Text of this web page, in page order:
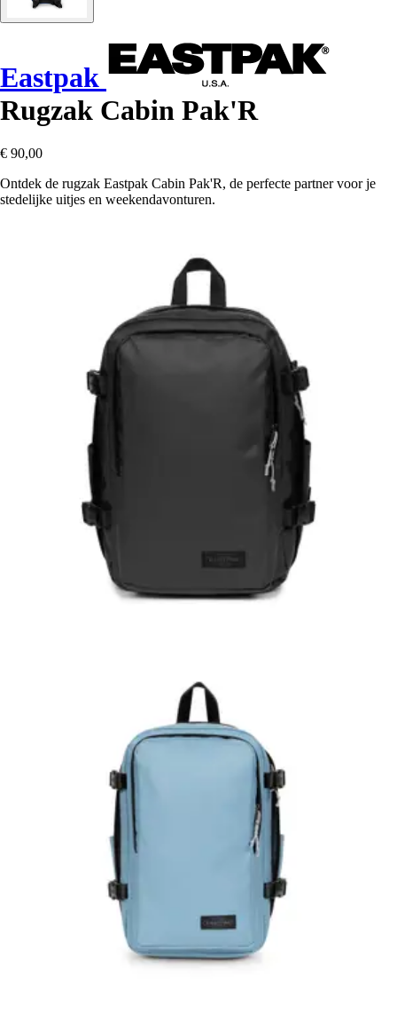
Eastpak
Rugzak Cabin Pak'R
€ 90,00
Ontdek de rugzak Eastpak Cabin Pak'R, de perfecte partner voor je
stedelijke uitjes en weekendavonturen.